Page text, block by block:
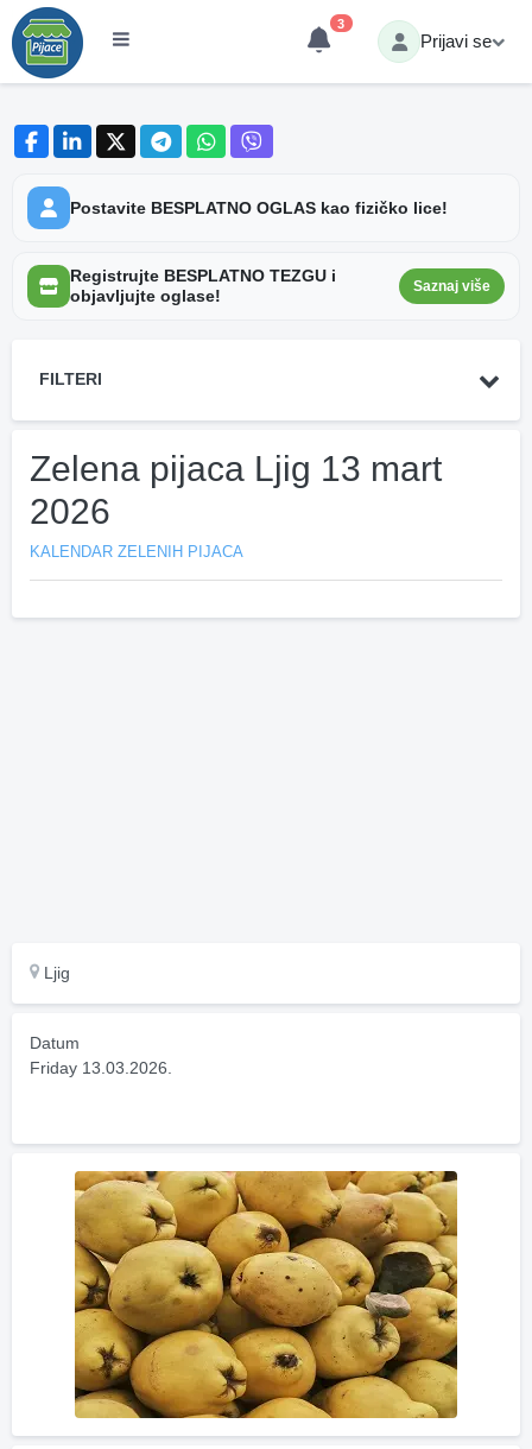
3
Prijavi se
Postavite BESPLATNO OGLAS kao fizičko lice!
Registrujte BESPLATNO TEZGU i
objavljujte oglase!
Saznaj više
FILTERI
Zelena pijaca Ljig 13 mart
2026
KALENDAR ZELENIH PIJACA
Ljig
Datum
Friday 13.03.2026.